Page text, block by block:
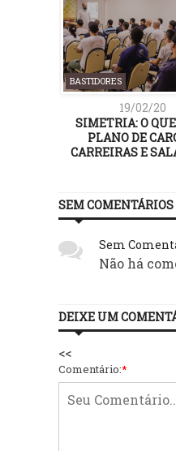
BASTIDORES
19/02/20
SIMETRIA: O
PLANO DE
CARREIRAS E
SEM COMENTÁRIOS
Sem
Não há
DEIXE UM
<<
Comentário:*